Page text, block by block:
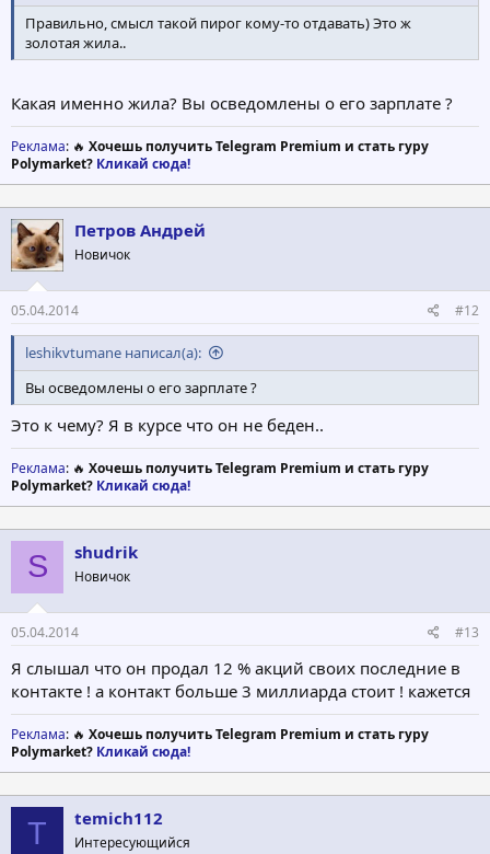
Правильно, смысл такой пирог кому-то отдавать) Это ж
золотая жила..
Какая именно жила? Вы осведомлены о его зарплате ?
Реклама: 🔥 Хочешь получить Telegram Premium и стать гуру
Polymarket? Кликай сюда!
Петров Андрей
Новичок
05.04.2014 #12
leshikvtumane написал(а):
Вы осведомлены о его зарплате ?
Это к чему? Я в курсе что он не беден..
Реклама: 🔥 Хочешь получить Telegram Premium и стать гуру
Polymarket? Кликай сюда!
S shudrik
Новичок
05.04.2014 #13
Я слышал что он продал 12 % акций своих последние в
контакте ! а контакт больше 3 миллиарда стоит ! кажется
Реклама: 🔥 Хочешь получить Telegram Premium и стать гуру
Polymarket? Кликай сюда!
T temich112
Интересующийся